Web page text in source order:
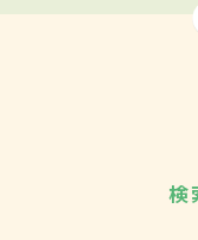
検